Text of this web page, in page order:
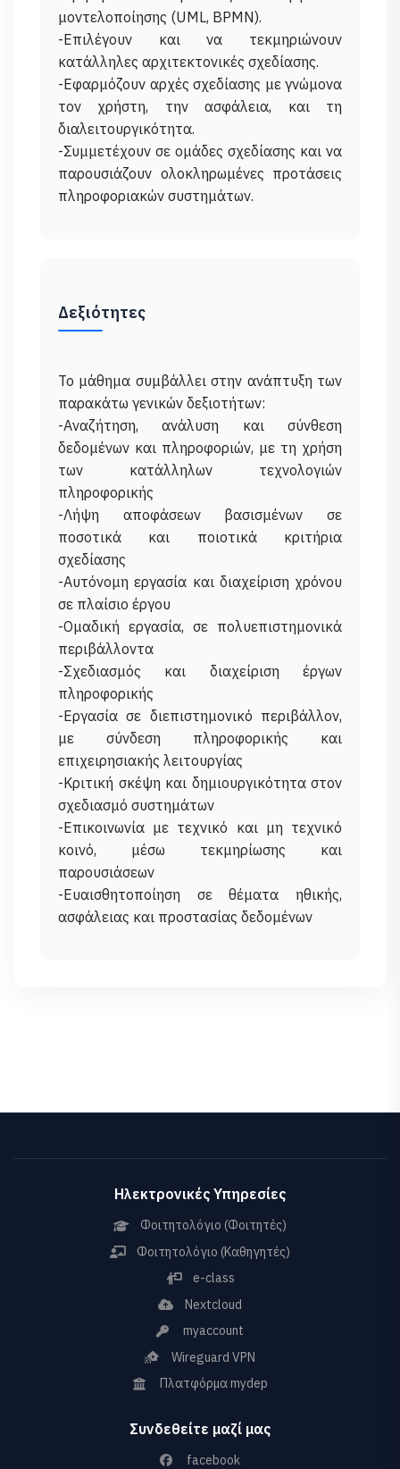
μοντελοποίησης (UML, BPMN).
-Επιλέγουν και να τεκμηριώνουν
κατάλληλες αρχιτεκτονικές σχεδίασης.
-Εφαρμόζουν αρχές σχεδίασης με γνώμονα
τον χρήστη, την ασφάλεια, και τη
διαλειτουργικότητα.
-Συμμετέχουν σε ομάδες σχεδίασης και να
παρουσιάζουν ολοκληρωμένες προτάσεις
Δεξιότητες
Το μάθημα συμβάλλει στην ανάπτυξη των
παρακάτω γενικών δεξιοτήτων:
-Αναζήτηση, ανάλυση και σύνθεση
δεδομένων και πληροφοριών, με τη χρήση
των κατάλληλων τεχνολογιών
πληροφορικής
-Λήψη αποφάσεων βασισμένων σε
ποσοτικά και ποιοτικά κριτήρια
σχεδίασης
-Αυτόνομη εργασία και διαχείριση χρόνου
σε πλαίσιο έργου
-Ομαδική εργασία, σε πολυεπιστημονικά
περιβάλλοντα
-Σχεδιασμός και διαχείριση έργων
πληροφορικής
-Εργασία σε διεπιστημονικό περιβάλλον,
με σύνδεση πληροφορικής και
επιχειρησιακής λειτουργίας
-Κριτική σκέψη και δημιουργικότητα στον
σχεδιασμό συστημάτων
-Επικοινωνία με τεχνικό και μη τεχνικό
κοινό, μέσω τεκμηρίωσης και
παρουσιάσεων
-Ευαισθητοποίηση σε θέματα ηθικής,
Ηλεκτρονικές Υπηρεσίες
Φοιτητολόγιο (Φοιτητές)
Φοιτητολόγιο (Καθηγητές)
e-class
Nextcloud
myaccount
Wireguard VPN
Πλατφόρμα mydep
Συνδεθείτε μαζί μας
facebook